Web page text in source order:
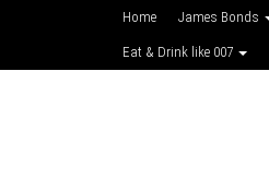
Home James Bonds
Eat & Drink like 007